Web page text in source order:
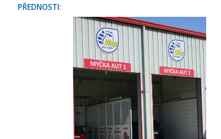
PŘEDNOSTI: